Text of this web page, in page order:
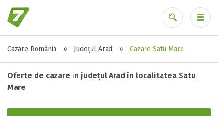
Cazare România » Județul Arad » Cazare Satu Mare
Oferte de cazare in județul Arad în localitatea Satu
Mare
Stele / margarete
Neclasificat
3 stele / margarete